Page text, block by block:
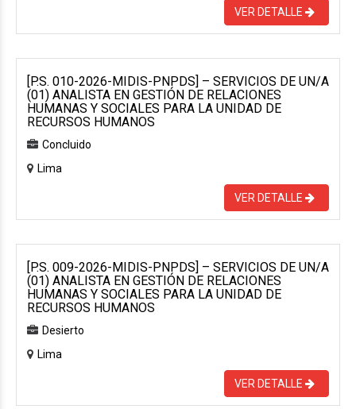
VER DETALLE
[P.S. 010-2026-MIDIS-PNPDS] – SERVICIOS DE UN/A
(01) ANALISTA EN GESTIÓN DE RELACIONES
HUMANAS Y SOCIALES PARA LA UNIDAD DE
RECURSOS HUMANOS
Concluido
Lima
VER DETALLE
[P.S. 009-2026-MIDIS-PNPDS] – SERVICIOS DE UN/A
(01) ANALISTA EN GESTIÓN DE RELACIONES
HUMANAS Y SOCIALES PARA LA UNIDAD DE
RECURSOS HUMANOS
Desierto
Lima
VER DETALLE